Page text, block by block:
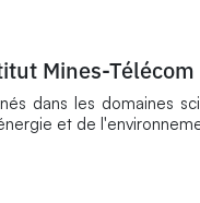
Mines-
dans les domaines
et de